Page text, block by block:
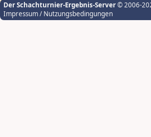
Der Schachturnier-Ergebnis-Server© 2006-
Impressum / Nutzungsbedingungen